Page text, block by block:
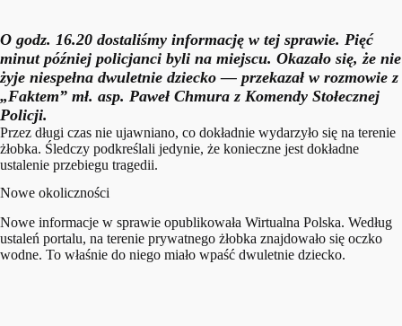
O godz. 16.20 dostaliśmy informację w tej sprawie. Pięć
minut później policjanci byli na miejscu. Okazało się, że nie
żyje niespełna dwuletnie dziecko— przekazał w rozmowie z
„Faktem” mł. asp. Paweł Chmura z Komendy Stołecznej
Policji.
Przez długi czas nie ujawniano, co dokładnie wydarzyło się na terenie
żłobka. Śledczy podkreślali jedynie, że konieczne jest dokładne
ustalenie przebiegu tragedii.
Nowe okoliczności
Nowe informacje w sprawie opublikowała Wirtualna Polska. Według
ustaleń portalu, na terenie prywatnego żłobka znajdowało się oczko
wodne. To właśnie do niego miało wpaść dwuletnie dziecko.